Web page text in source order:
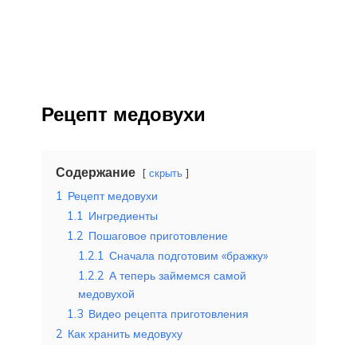
Рецепт медовухи
Содержание скрыть
1 Рецепт медовухи
1.1 Ингредиенты
1.2 Пошаговое приготовление
1.2.1 Сначала подготовим «бражку»
1.2.2 А теперь займемся самой
медовухой
1.3 Видео рецепта приготовления
2 Как хранить медовуху